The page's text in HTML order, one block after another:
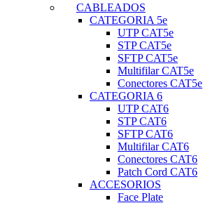
CABLEADOS
CATEGORIA 5e
UTP CAT5e
STP CAT5e
SFTP CAT5e
Multifilar CAT5e
Conectores CAT5e
CATEGORIA 6
UTP CAT6
STP CAT6
SFTP CAT6
Multifilar CAT6
Conectores CAT6
Patch Cord CAT6
ACCESORIOS
Face Plate